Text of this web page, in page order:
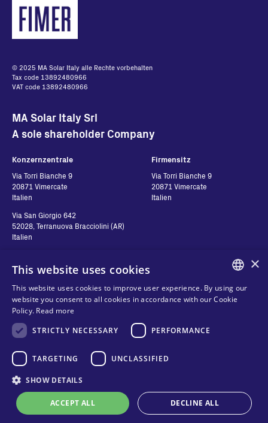
© 2025 MA Solar Italy alle Rechte vorbehalten
Tax code 13892480966
VAT code 13892480966
MA Solar Italy Srl
A sole shareholder Company
Konzernzentrale
Via Torri Bianche 9
20871 Vimercate
Italien
Via San Giorgio 642
52028, Terranuova Bracciolini (AR)
Italien
Firmensitz
Via Torri Bianche 9
20871 Vimercate
Italien
Kontakt
Kontakt
Händler
Folgen Sie uns
Datenschutz
Geschäftsbedingungen
Whistleblowing
Technischer Online-Support
ENGLISH
×
This website uses cookies
This website uses cookies to improve user experience. By using our
website you consent to all cookies in accordance with our Cookie
Policy. Read more
STRICTLY NECESSARY
PERFORMANCE
TARGETING UNCLASSIFIED
SHOW DETAILS
ACCEPT ALL DECLINE ALL